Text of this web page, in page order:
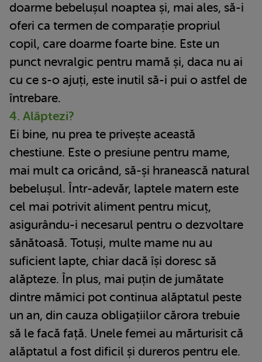
doarme bebelușul noaptea și, mai ales, să-i
oferi ca termen de comparație propriul
copil, care doarme foarte bine. Este un
punct nevralgic pentru mamă și, daca nu ai
cu ce s-o ajuți, este inutil să-i pui o astfel de
întrebare.
4. Alăptezi?
Ei bine, nu prea te privește această
chestiune. Este o presiune pentru mame,
mai mult ca oricând, să-și hranească natural
bebelușul. Într-adevăr, laptele matern este
cel mai potrivit aliment pentru micuț,
asigurându-i necesarul pentru o dezvoltare
sănătoasă. Totuși, multe mame nu au
suficient lapte, chiar dacă își doresc să
alăpteze. În plus, mai puțin de jumătate
dintre mămici pot continua alăptatul peste
un an, din cauza obligațiilor cărora trebuie
să le facă față. Unele femei au mărturisit că
alăptatul a fost dificil și dureros pentru ele.